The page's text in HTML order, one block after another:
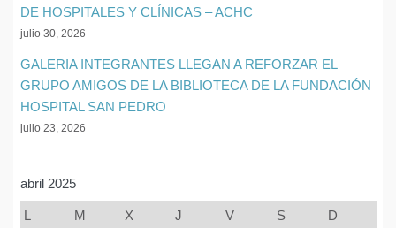
DE HOSPITALES Y CLÍNICAS – ACHC
julio 30, 2026
GALERIA INTEGRANTES LLEGAN A REFORZAR EL
GRUPO AMIGOS DE LA BIBLIOTECA DE LA FUNDACIÓN
HOSPITAL SAN PEDRO
julio 23, 2026
abril 2025
L M X J V S
D